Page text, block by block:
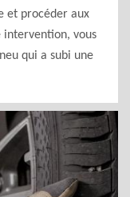
et procéder aux
intervention, vous
qui a subi une